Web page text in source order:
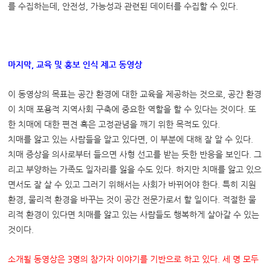
를 수집하는데, 안전성, 가능성과 관련된 데이터를 수집할 수 있다.
마지막 교육 및 홍보 인식 제고 동영상
이 동영상의 목표는 공간 환경에 대한 교육을 제공하는 것으로, 공간 환경
이 치매 포용적 지역사회 구축에 중요한 역할을 할 수 있다는 것이다. 또
한 치매에 대한 편견 혹은 고정관념을 깨기 위한 목적도 있다.
치매를 앓고 있는 사람들을 알고 있다면, 이 부분에 대해 잘 알 수 있다.
치매 증상을 의사로부터 들으면 사형 선고를 받는 듯한 반응을 보인다. 그
리고 부양하는 가족도 일자리를 잃을 수도 있다. 하지만 치매를 앓고 있으
면서도 잘 살 수 있고 그러기 위해서는 사회가 바뀌어야 한다. 특히 지원
환경, 물리적 환경을 바꾸는 것이 공간 전문가로서 할 일이다. 적절한 물
리적 환경이 있다면 치매를 앓고 있는 사람들도 행복하게 살아갈 수 있는
것이다.
소개될 동영상은 3명의 참가자 이야기를 기반으로 하고 있다 .세 명 모두